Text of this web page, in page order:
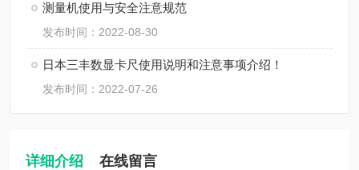
测量机使用与安全注意规范
发布时间：2022-08-30
日本三丰数显卡尺使用说明和注意事项介绍！
发布时间：2022-07-26
详细介绍 在线留言